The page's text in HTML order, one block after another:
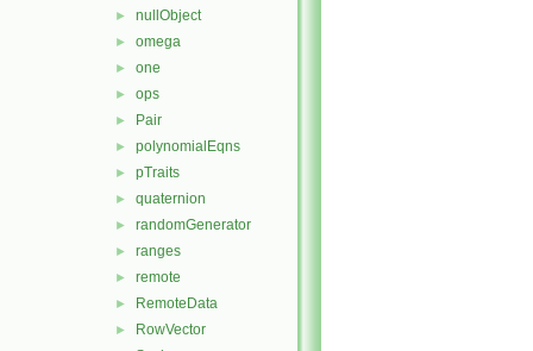
► nullObject
► omega
► one
► ops
► Pair
► polynomialEqns
► pTraits
► quaternion
► randomGenerator
► ranges
► remote
► RemoteData
► RowVector